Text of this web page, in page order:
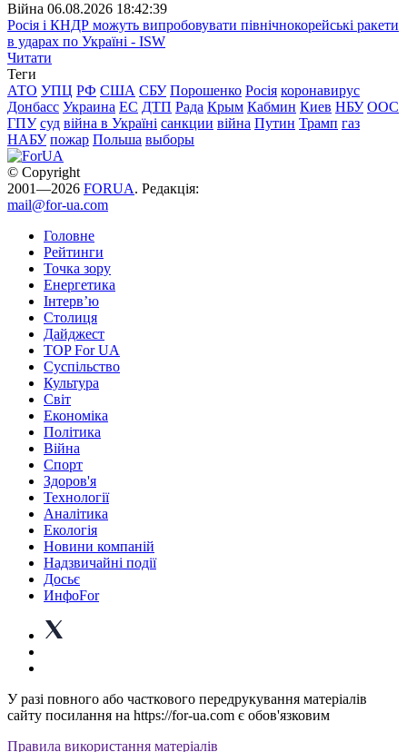
Війна 06.08.2026 18:42:39
Росія і КНДР можуть випробовувати північнокорейські ракети
в ударах по Україні - ISW
Читати
Теги
АТО УПЦ РФ США СБУ Порошенко Росія коронавирус
Донбасс Украина ЕС ДТП Рада Крым Кабмин Киев НБУ ООС
ГПУ суд війна в Україні санкции війна Путин Трамп газ
НАБУ пожар Польша выборы
© Copyright
2001—2026 FORUA. Редакція:
mail@for-ua.com
Головне
Рейтинги
Точка зору
Енергетика
Інтерв’ю
Столиця
Дайджест
TOP For UA
Суспiльство
Культура
Світ
Економіка
Політика
Війна
Спорт
Здоров'я
Технології
Аналітика
Екологія
Новини компаній
Надзвичайні події
Досьє
ИнфоFor
У разі повного або часткового передрукування матеріалів
сайту посилання на https://for-ua.com є обов'язковим
Правила використання матеріалів